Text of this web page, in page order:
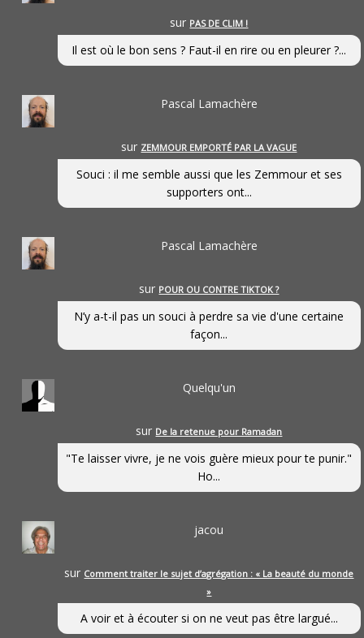
sur PAS DE CLIM !
Il est où le bon sens ? Faut-il en rire ou en pleurer ?...
Pascal Lamachère
sur ZEMMOUR EMPORTÉ PAR LA VAGUE
Souci : il me semble aussi que les Zemmour et ses
supporters ont...
Pascal Lamachère
sur POUR OU CONTRE TIKTOK ?
N’y a-t-il pas un souci à perdre sa vie d'une certaine
façon...
Quelqu'un
sur De la retenue pour Ramadan
"Te laisser vivre, je ne vois guère mieux pour te punir."
Ho...
jacou
sur Comment traiter le sujet d’agrégation : « La beauté du monde
»
A voir et à écouter si on ne veut pas être largué...